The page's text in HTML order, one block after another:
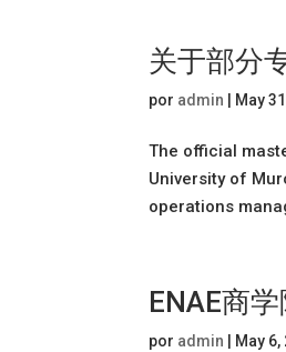
关于部分
por admin May
The official
University of
operations
ENAE商
por admin May 6,